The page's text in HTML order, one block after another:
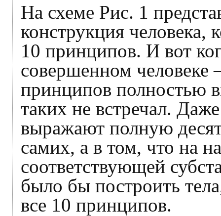
На схеме Рис. 1
конструкция человека,
10 принципов. И вот
совершенном человеке
принципов полностью
таких не встречал.
выражают полную
самих, а в том, что на
соответствующей
было бы построить
все 10 принципов.